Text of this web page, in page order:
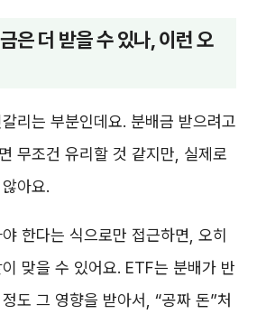
은 더 받을 수 있나, 이런 오
리는 부분인데요. 분배금 받으려고
무조건 유리할 것 같지만, 실제로
아요.
한다는 식으로만 접근하면, 오히
맞을 수 있어요. ETF는 분배가 반
도 그 영향을 받아서, “공짜 돈”처